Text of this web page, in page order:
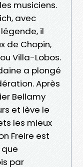
musiciens.
avec
il
de Chopin,
Villa-Lobos.
a plongé
Après
Bellamy
et lève le
les mieux
Freire est
par